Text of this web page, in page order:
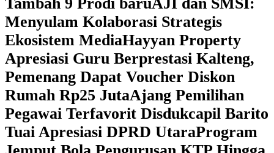
Menyulam Kolaborasi Strategis
Ekosistem MediaHayyan Property
Apresiasi Guru Berprestasi Kalteng,
Pemenang Dapat Voucher Diskon
Rumah Rp25 JutaAjang Pemilihan
Pegawai Terfavorit Disdukcapil Barito
Tuai Apresiasi DPRD UtaraProgram